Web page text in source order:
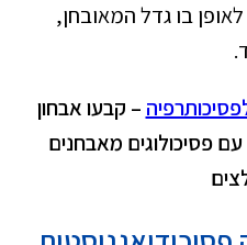
בו גדל המאובחן,
– קבעו אבחון
עם פסיכולוגים מאבחנים